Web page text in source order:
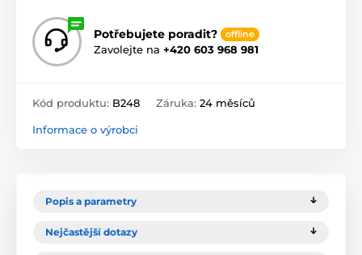
Potřebujete poradit? offline
Zavolejte na +420 603 968 981
Kód produktu: B248 Záruka: 24 měsíců
Informace o výrobci
Popis a parametry
Nejčastější dotazy